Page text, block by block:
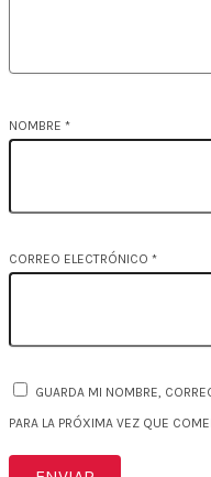
NOMBRE *
CORREO ELECTRÓNICO *
GUARDA MI NOMBRE,
PARA LA PRÓXIMA VEZ QUE